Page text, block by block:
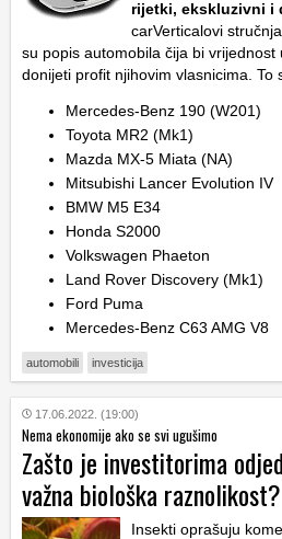
rijetki, ekskluzivni i
carVerticalovi
su popis automobila čija bi
donijeti profit njihovim vlasnicima. To
Mercedes-Benz 190 (W201)
Toyota MR2 (Mk1)
Mazda MX-5 Miata (NA)
Mitsubishi Lancer Evolution IV
BMW M5 E34
Honda S2000
Volkswagen Phaeton
Land Rover Discovery (Mk1)
Ford Puma
Mercedes-Benz C63 AMG V8
automobili investicija
17.06.2022. (19:00)
Nema ekonomije ako se svi ugušimo
Zašto je investitorima
važna biološka raznolikost?
Insekti oprašuju